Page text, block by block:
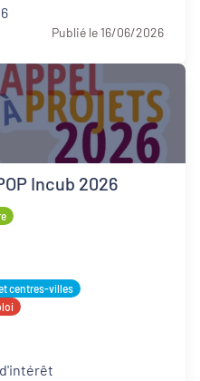
Publié le 16/06/2026
Incub 2026
centres-villes